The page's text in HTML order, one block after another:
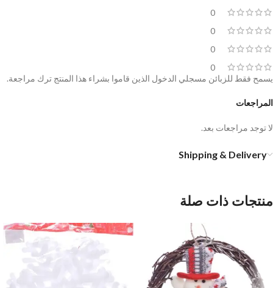
0
0
0
0
المراجعات
لا توجد مراجعات بعد.
يسمح فقط للزبائن مسجلي الدخول الذين قاموا بشراء هذا المنتج ترك مراجعة.
Shipping & Delivery
منتجات ذات صلة